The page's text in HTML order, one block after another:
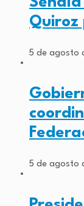
5 de agosto
5 de agosto